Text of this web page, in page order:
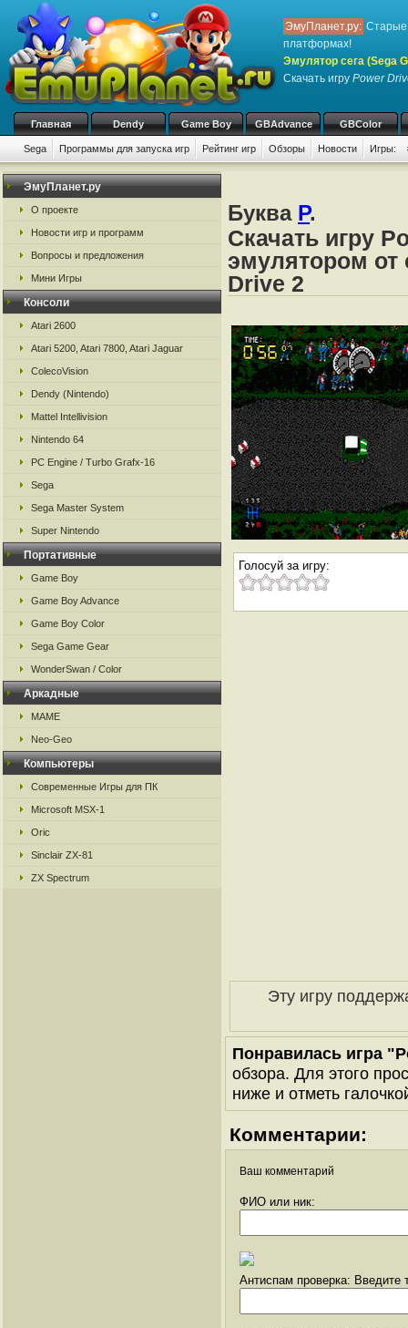
ЭмуПланет.ру: Старые
платформах!
Эмулятор сега (Sega
Скачать игру Power
Главная Dendy Game Boy GBAdvance GBColor
Sega Программы для запуска игр Рейтинг игр Обзоры Новости Игры:
ЭмуПланет.ру
О проекте
Новости игр и программ
Вопросы и предложения
Мини Игры
Консоли
Atari 2600
Atari 5200, Atari 7800, Atari Jaguar
ColecoVision
Dendy (Nintendo)
Mattel Intellivision
Nintendo 64
PC Engine / Turbo Grafx-16
Sega
Sega Master System
Super Nintendo
Портативные
Game Boy
Game Boy Advance
Game Boy Color
Sega Game Gear
WonderSwan / Color
Аркадные
MAME
Neo-Geo
Компьютеры
Современные Игры для ПК
Microsoft MSX-1
Oric
Sinclair ZX-81
ZX Spectrum
Буква P.
Скачать игру
эмулятором от
Drive 2
Голосуй за игру:
Эту игру
Понравилась игра
обзора. Для этого
ниже и отметь
Комментарии:
Ваш комментарий
ФИО или ник:
Антиспам проверка: Введите